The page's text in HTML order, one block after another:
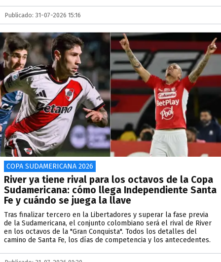
Publicado: 31-07-2026 15:16
COPA SUDAMERICANA 2026
River ya tiene rival para los octavos de la Copa
Sudamericana: cómo llega Independiente Santa
Fe y cuándo se juega la llave
Tras finalizar tercero en la Libertadores y superar la fase previa
de la Sudamericana, el conjunto colombiano será el rival de River
en los octavos de la "Gran Conquista". Todos los detalles del
camino de Santa Fe, los días de competencia y los antecedentes.